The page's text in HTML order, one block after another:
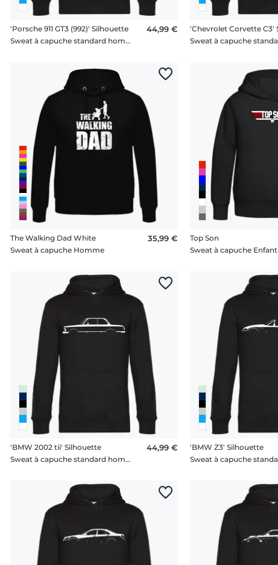
'Porsche 911 GT3 (992)' Silhouette
Sweat à capuche standard homme
44,99 €
The Walking Dad White
Sweat à capuche Homme
35,99 €
Top Son
Sweat à capuche Enfant
'BMW 2002 tii' Silhouette
Sweat à capuche standard homme
44,99 €
'BMW Z3' Silhouette